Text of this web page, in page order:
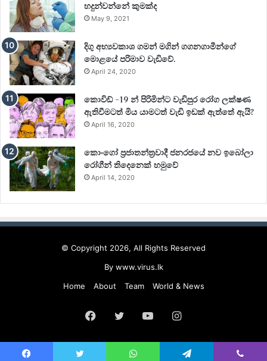
හදුන්වන්නේ කුමක්ද
May 9, 2021
දිගු අභ්‍යවකාශ ගමන් මගින් ගගනගාමීන්ගේ
මොළයේ පරිමාව වැඩිවේ.
April 24, 2020
කොවිඩ් -19 න් පිරිමින්ට වැඩිපුර රෝග ලක්ෂණ
ඇතිවීමටත් මිය යාමටත් වැඩි ඉඩක් ඇත්තේ ඇයි?
April 16, 2020
කොංගෝ ප්‍රජාතන්ත්‍රවාදී ජනරජයේ නව ඉබෝලා
රෝගීන් තිදෙනෙක් හමුවේ
April 14, 2020
© Copyright 2026, All Rights Reserved
By www.virus.lk
Home
About Team World & News
Facebook
TwitterYouTubeInstagram